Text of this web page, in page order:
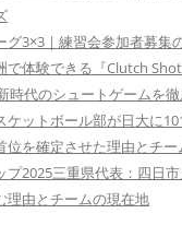
グ3×3｜練習会参加者募集
で体験できる『Clutch
時代のシュートゲームを
ケットボール部が日大に
位を確定させた理由とチ
プ2025三重県代表：四日
理由とチームの現在地